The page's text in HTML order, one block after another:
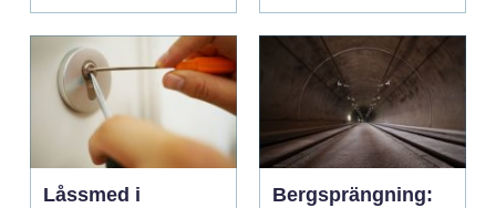
Låssmed i
Bergsprängning: